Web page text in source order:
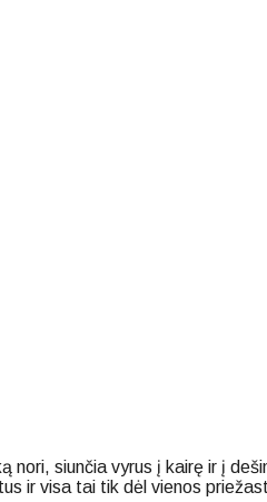
nori, siunčia vyrus į kairę ir į
ir visa tai tik dėl vienos